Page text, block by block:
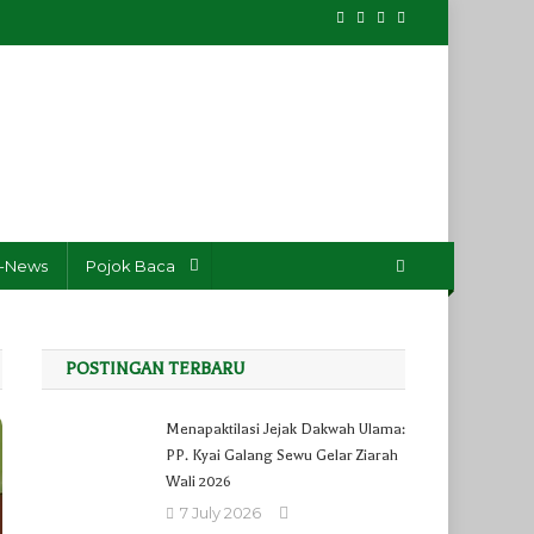
News Pojok Baca
POSTINGAN TERBARU
Menapaktilasi Jejak Dakwah Ulama:
PP. Kyai Galang Sewu Gelar Ziarah
Wali 2026
7 July 2026